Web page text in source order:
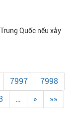
Quốc nếu xảy
7997
7998
… » »»